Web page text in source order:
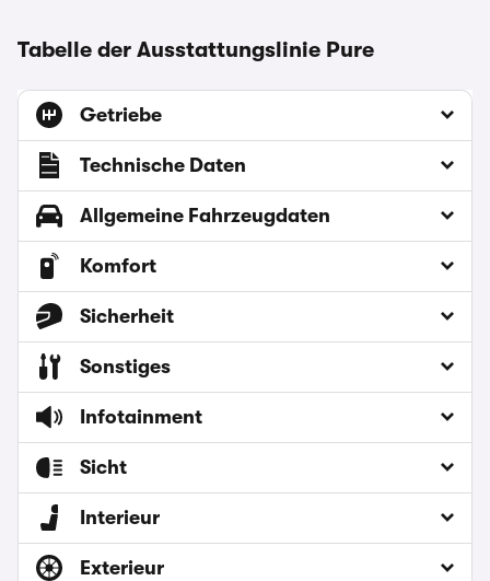
Tabelle der Ausstattungslinie Pure
Getriebe
Technische Daten
Allgemeine Fahrzeugdaten
Komfort
Sicherheit
Sonstiges
Infotainment
Sicht
Interieur
Exterieur